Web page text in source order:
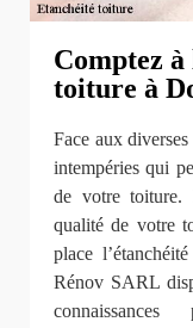
Comptez à
toiture à
Face aux
intempéries qui
de votre toiture.
qualité de votre
place
Rénov SARL